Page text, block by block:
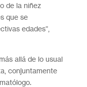
de la niñez
que se
edades”,
allá de lo usual
conjuntamente